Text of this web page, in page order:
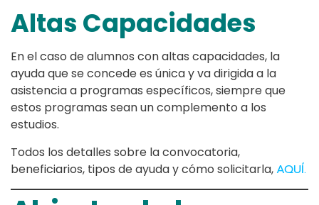
Altas Capacidades
En el caso de alumnos con altas capacidades, la
ayuda que se concede es única y va dirigida a la
asistencia a programas específicos, siempre que
estos programas sean un complemento a los
estudios.
Todos los detalles sobre la convocatoria,
beneficiarios, tipos de ayuda y cómo solicitarla,AQUÍ.